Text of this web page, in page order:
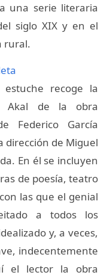
una serie literaria
siglo XIX y en el
rural.
estuche recoge la
Akal de la obra
Federico García
dirección de Miguel
En él se incluyen
de poesía, teatro
las que el genial
a todos los
y, a veces,
indecentemente
el lector la obra